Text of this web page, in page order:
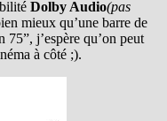
Dolby Audio(pas
mieux qu’une barre de
j’espère qu’on peut
à côté ;).